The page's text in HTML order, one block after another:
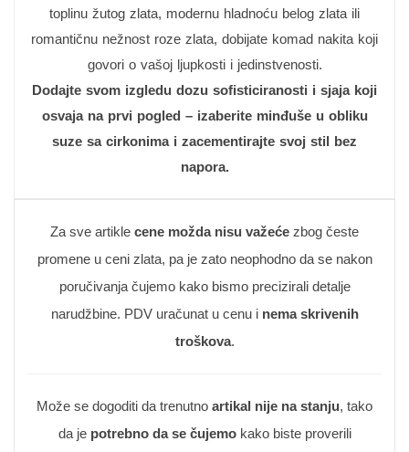
toplinu žutog zlata, modernu hladnoću belog zlata ili
romantičnu nežnost roze zlata, dobijate komad nakita koji
govori o vašoj ljupkosti i jedinstvenosti.
Dodajte svom izgledu dozu sofisticiranosti i sjaja koji
osvaja na prvi pogled – izaberite minđuše u obliku
suze sa cirkonima i zacementirajte svoj stil bez
napora.
Za sve artikle cene možda nisu važeće zbog česte
promene u ceni zlata, pa je zato neophodno da se nakon
poručivanja čujemo kako bismo precizirali detalje
narudžbine. PDV uračunat u cenu i nema skrivenih
troškova.
Može se dogoditi da trenutno artikal nije na stanju, tako
da je potrebno da se čujemokako biste proverili